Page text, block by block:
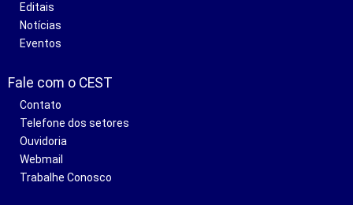
Editais
Notícias
Eventos
Fale com o CEST
Contato
Telefone dos setores
Ouvidoria
Webmail
Trabalhe Conosco